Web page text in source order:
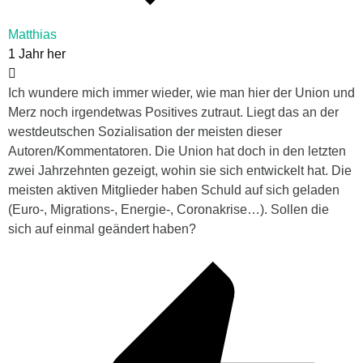
Matthias
1 Jahr her
Ich wundere mich immer wieder, wie man hier der Union und
Merz noch irgendetwas Positives zutraut. Liegt das an der
westdeutschen Sozialisation der meisten dieser
Autoren/Kommentatoren. Die Union hat doch in den letzten
zwei Jahrzehnten gezeigt, wohin sie sich entwickelt hat. Die
meisten aktiven Mitglieder haben Schuld auf sich geladen
(Euro-, Migrations-, Energie-, Coronakrise…). Sollen die
sich auf einmal geändert haben?